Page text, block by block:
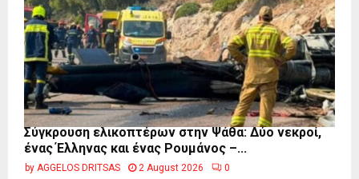
Σύγκρουση ελικοπτέρων στην Ψάθα: Δύο νεκροί,
ένας Έλληνας και ένας Ρουμάνος –...
by AGGELOS DRITSAS 2 August 2026 0